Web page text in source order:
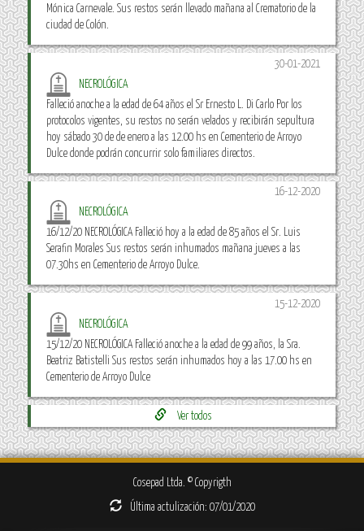
Mónica Carnevale. Sus restos serán llevado mañana al Crematorio de la
ciudad de Colón.
30-01-2021
NECROLÓGICA
Falleció anoche a la edad de 64 años el Sr Ernesto L. Di Carlo Por los
protocolos vigentes, su restos no serán velados y recibirán sepultura
hoy sábado 30 de de enero a las 12.00 hs en Cementerio de Arroyo
Dulce donde podrán concurrir solo familiares directos.
16-12-2020
NECROLÓGICA
16/12/20 NECROLÓGICA Falleció hoy a la edad de 85 años el Sr. Luis
Serafin Morales Sus restos serán inhumados mañana jueves a las
07.30hs en Cementerio de Arroyo Dulce.
15-12-2020
NECROLÓGICA
15/12/20 NECROLÓGICA Falleció anoche a la edad de 99 años, la Sra.
Beatriz Batistelli Sus restos serán inhumados hoy a las 17.00 hs en
Cementerio de Arroyo Dulce
Ver todos
Cosepad Ltda. © Copyrigth
Última actulización: 07/01/2020